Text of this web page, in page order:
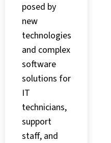
posed by
new
technologies
and complex
software
solutions for
IT
technicians,
support
staff, and